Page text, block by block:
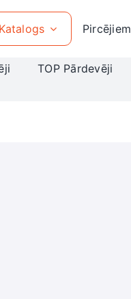
Katalogs Pircējiem
TOP Pārdevēji